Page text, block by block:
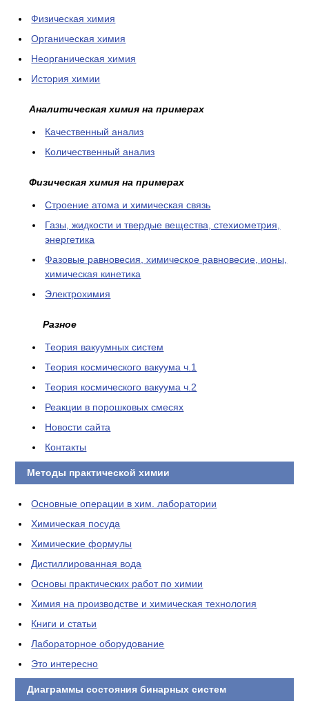
Физическая химия
Органическая химия
Неорганическая химия
История химии
Аналитическая химия на примерах
Качественный анализ
Количественный анализ
Физическая химия на примерах
Cтроение атома и химическая связь
Газы, жидкости и твердые вещества, стехиометрия,
энергетика
Фазовые равновесия, химическое равновесие, ионы,
химическая кинетика
Электрохимия
Разное
Теория вакуумных систем
Теория космического вакуума ч.1
Теория космического вакуума ч.2
Реакции в порошковых смесях
Новости сайта
Контакты
Методы практической химии
Основные операции в хим. лаборатории
Химическая посуда
Химические формулы
Дистиллированная вода
Основы практических работ по химии
Химия на производстве и химическая технология
Книги и статьи
Лабораторное оборудование
Это интересно
Диаграммы состояния бинарных систем